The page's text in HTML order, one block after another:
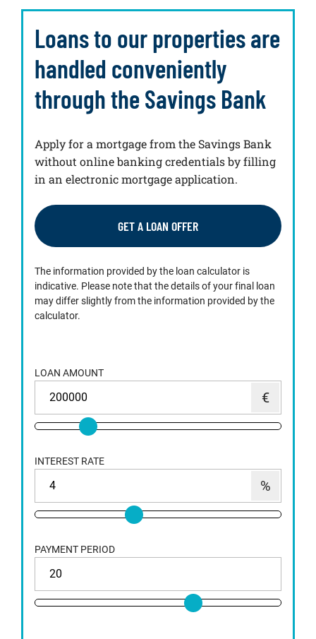
Loans to our properties are
handled conveniently
through the Savings Bank
Apply for a mortgage from the Savings Bank
without online banking credentials by filling
in an electronic mortgage application.
GET A LOAN OFFER
The information provided by the loan calculator is
indicative. Please note that the details of your final loan
may differ slightly from the information provided by the
calculator.
LOAN AMOUNT
INTEREST RATE
PAYMENT PERIOD